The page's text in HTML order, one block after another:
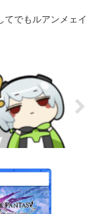
てでもルアンメェイ